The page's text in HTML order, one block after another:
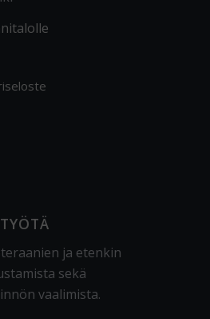
ja etenkin
sekä
vaalimista.